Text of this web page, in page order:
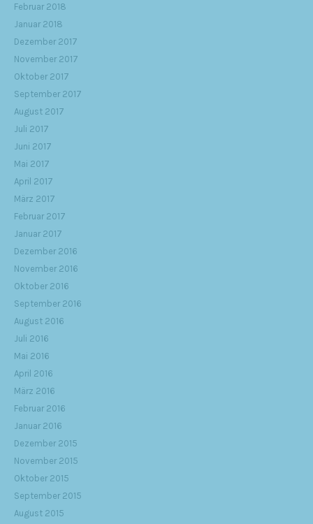
Februar 2018
Januar 2018
Dezember 2017
November 2017
Oktober 2017
September 2017
August 2017
Juli 2017
Juni 2017
Mai 2017
April 2017
März 2017
Februar 2017
Januar 2017
Dezember 2016
November 2016
Oktober 2016
September 2016
August 2016
Juli 2016
Mai 2016
April 2016
März 2016
Februar 2016
Januar 2016
Dezember 2015
November 2015
Oktober 2015
September 2015
August 2015